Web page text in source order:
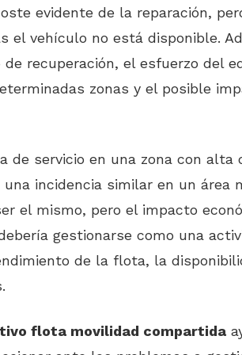
evidente de la reparación,
el vehículo no está disponible.
recuperación, el esfuerzo del
zonas y el posible
de servicio en una zona con alta
incidencia similar en un área
el mismo, pero el impacto
gestionarse como una
de la flota, la
flota movilidad compartida